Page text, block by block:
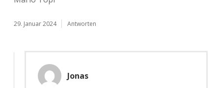
29. Januar 2024 Antworten
Jonas